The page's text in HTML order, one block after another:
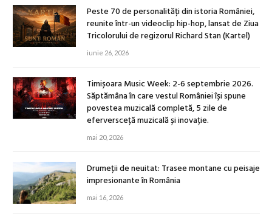
Peste 70 de personalități din istoria României,
reunite într-un videoclip hip-hop, lansat de Ziua
Tricolorului de regizorul Richard Stan (Kartel)
iunie 26, 2026
Timișoara Music Week: 2-6 septembrie 2026.
Săptămâna în care vestul României își spune
povestea muzicală completă, 5 zile de
eferversceță muzicală și inovație.
mai 20, 2026
Drumeții de neuitat: Trasee montane cu peisaje
impresionante în România
mai 16, 2026